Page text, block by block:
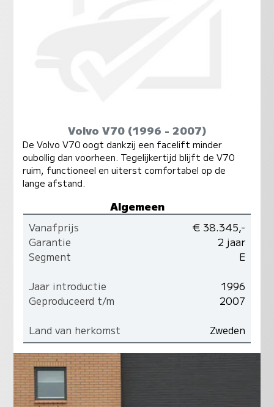
Volvo V70 (1996 - 2007)
De Volvo V70 oogt dankzij een facelift minder
oubollig dan voorheen. Tegelijkertijd blijft de V70
ruim, functioneel en uiterst comfortabel op de
lange afstand.
Algemeen
Vanafprijs
€ 38.345,-
Garantie
2 jaar
Segment
E
Jaar introductie
1996
Geproduceerd t/m
2007
Land van herkomst
Zweden